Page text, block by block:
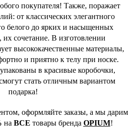
покупателя! Также, поражает
от классических элегантного
белого до ярких и насыщенных
их сочетание. В изготовлении
высококачественные материалы,
и приятно к телу при носке.
в красивые коробочки,
стать отличным вариантом
подарка!
оформляйте заказы, а мы дарим
на ВСЕ товары бренда OPIUM!